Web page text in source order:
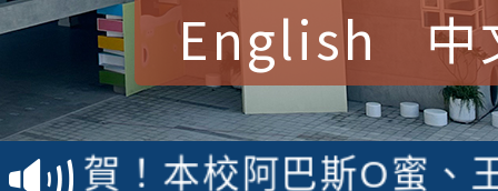
English 中
賀！本校參加桃園市中
賽 洪綺君教師榮獲社
賀！本校阿巴斯O蜜、